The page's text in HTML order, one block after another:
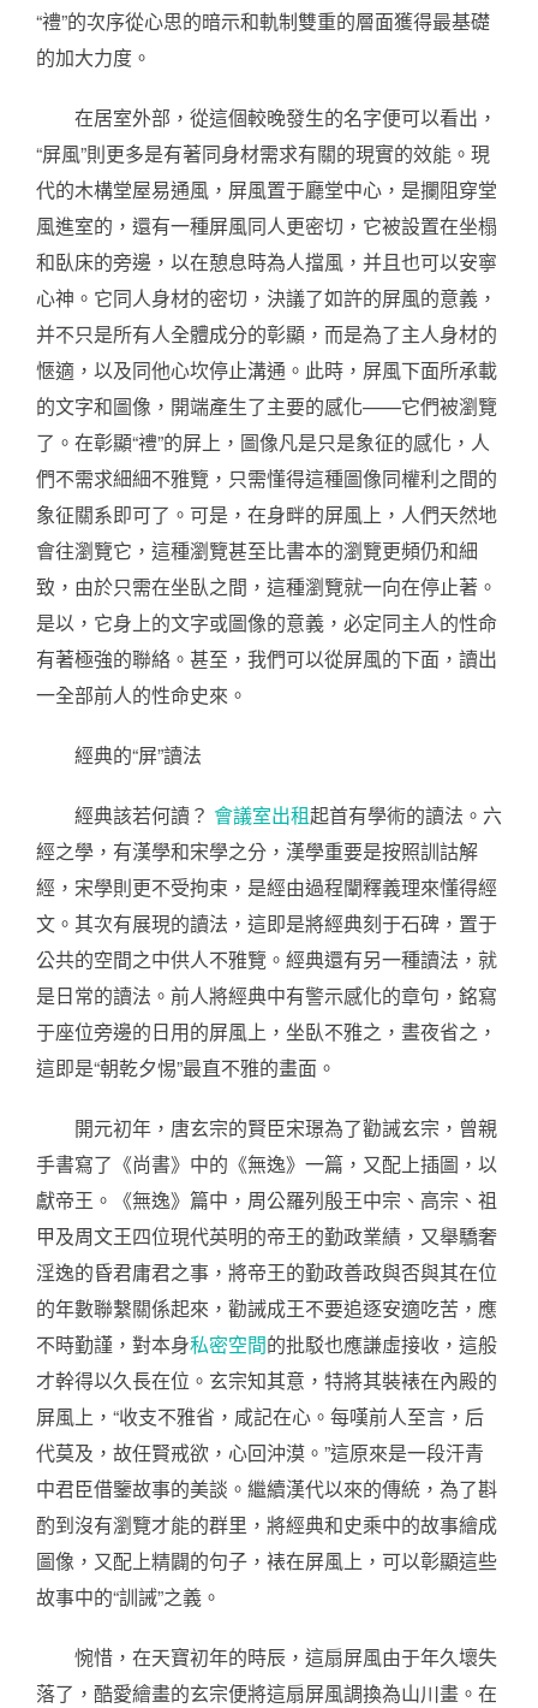
“禮”的次序從心思的暗示和軌制雙重的層面獲得最基礎
的加大力度。
在居室外部，從這個較晚發生的名字便可以看出，
“屏風”則更多是有著同身材需求有關的現實的效能。現
代的木構堂屋易通風，屏風置于廳堂中心，是攔阻穿堂
風進室的，還有一種屏風同人更密切，它被設置在坐榻
和臥床的旁邊，以在憩息時為人擋風，并且也可以安寧
心神。它同人身材的密切，決議了如許的屏風的意義，
并不只是所有人全體成分的彰顯，而是為了主人身材的
愜適，以及同他心坎停止溝通。此時，屏風下面所承載
的文字和圖像，開端產生了主要的感化——它們被瀏覽
了。在彰顯“禮”的屏上，圖像凡是只是象征的感化，人
們不需求細細不雅覽，只需懂得這種圖像同權利之間的
象征關系即可了。可是，在身畔的屏風上，人們天然地
會往瀏覽它，這種瀏覽甚至比書本的瀏覽更頻仍和細
致，由於只需在坐臥之間，這種瀏覽就一向在停止著。
是以，它身上的文字或圖像的意義，必定同主人的性命
有著極強的聯絡。甚至，我們可以從屏風的下面，讀出
一全部前人的性命史來。
經典的“屏”讀法
經典該若何讀？ 會議室出租起首有學術的讀法。六
經之學，有漢學和宋學之分，漢學重要是按照訓詁解
經，宋學則更不受拘束，是經由過程闡釋義理來懂得經
文。其次有展現的讀法，這即是將經典刻于石碑，置于
公共的空間之中供人不雅覽。經典還有另一種讀法，就
是日常的讀法。前人將經典中有警示感化的章句，銘寫
于座位旁邊的日用的屏風上，坐臥不雅之，晝夜省之，
這即是“朝乾夕惕”最直不雅的畫面。
開元初年，唐玄宗的賢臣宋璟為了勸誡玄宗，曾親
手書寫了《尚書》中的《無逸》一篇，又配上插圖，以
獻帝王。《無逸》篇中，周公羅列殷王中宗、高宗、祖
甲及周文王四位現代英明的帝王的勤政業績，又舉驕奢
淫逸的昏君庸君之事，將帝王的勤政善政與否與其在位
的年數聯繫關係起來，勸誡成王不要追逐安適吃苦，應
不時勤謹，對本身私密空間的批駁也應謙虛接收，這般
才幹得以久長在位。玄宗知其意，特將其裝裱在內殿的
屏風上，“收支不雅省，咸記在心。每嘆前人至言，后
代莫及，故任賢戒欲，心回沖漠。”這原來是一段汗青
中君臣借鑒故事的美談。繼續漢代以來的傳統，為了斟
酌到沒有瀏覽才能的群里，將經典和史乘中的故事繪成
圖像，又配上精闢的句子，裱在屏風上，可以彰顯這些
故事中的“訓誡”之義。
惋惜，在天寶初年的時辰，這扇屏風由于年久壞失
落了，酷愛繪畫的玄宗便將這扇屏風調換為山川畫。在